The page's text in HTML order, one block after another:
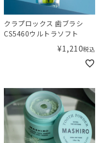
クラプロックス 歯ブラシ
CS5460ウルトラソフト
¥1,210税込